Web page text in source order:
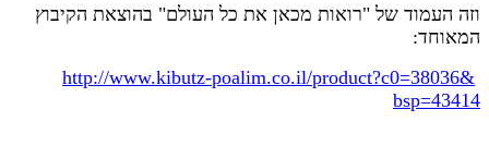
וזה העמוד של "רואות מכאן את כל העולם" בהוצאת הקיבוץ
המאוחד:
http://www.kibutz-poalim.co.il/product?c0=38036&
bsp=43414